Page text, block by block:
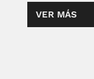
VER MÁS